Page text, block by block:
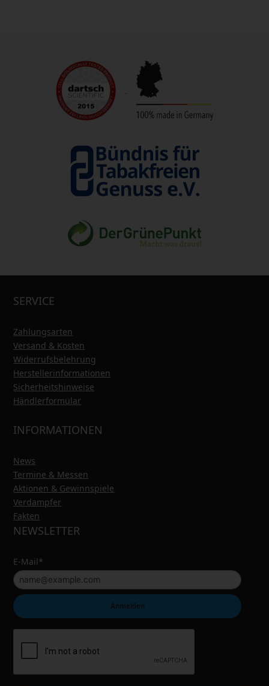
SERVICE
Zahlungsarten
Versand & Kosten
Widerrufsbelehrung
Herstellerinformationen
Sicherheitshinweise
Händlerformular
INFORMATIONEN
News
Termine & Messen
Aktionen & Gewinnspiele
Verdampfer
Fakten
NEWSLETTER
E-Mail*
Anmelden